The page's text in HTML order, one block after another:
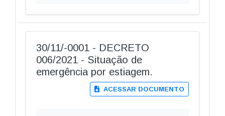
30/11/-0001 - DECRETO
006/2021 - Situação de
emergência por estiagem.
ACESSAR DOCUMENTO